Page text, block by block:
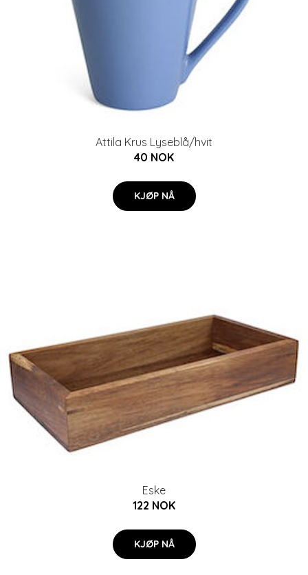
Attila Krus Lyseblå/hvit
40 NOK
KJØP NÅ
Eske
122 NOK
KJØP NÅ